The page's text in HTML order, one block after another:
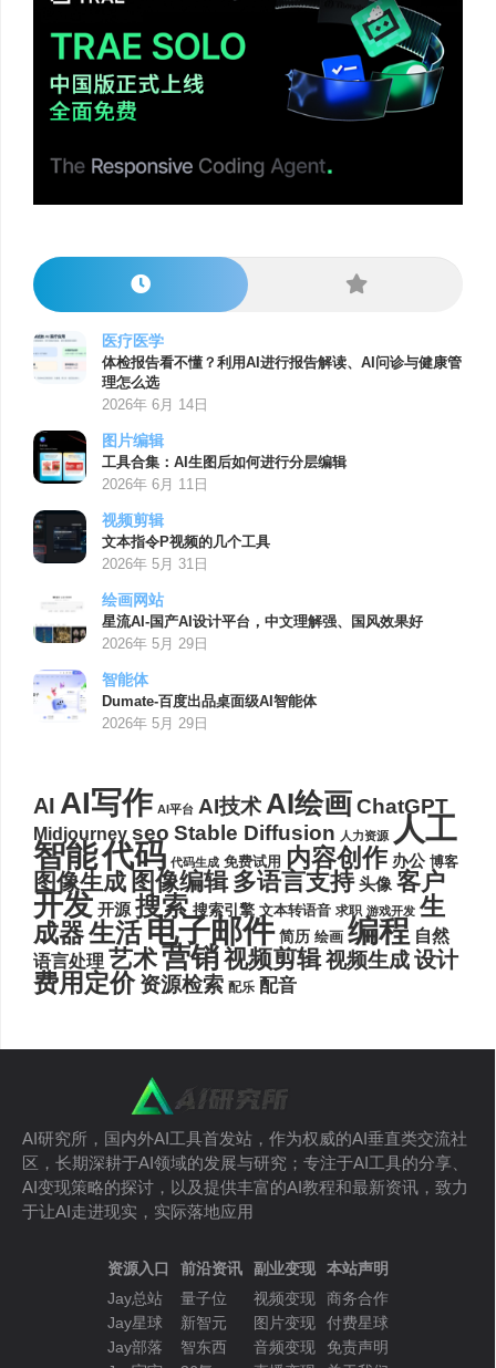
医疗医学
体检报告看不懂？利用AI进行报告解读、AI问诊与健康管
理怎么选
2026年 6月 14日
图片编辑
工具合集：AI生图后如何进行分层编辑
2026年 6月 11日
视频剪辑
文本指令P视频的几个工具
2026年 5月 31日
绘画网站
星流AI-国产AI设计平台，中文理解强、国风效果好
2026年 5月 29日
智能体
Dumate-百度出品桌面级AI智能体
2026年 5月 29日
AI AI写作 AI平台 AI技术AI绘画ChatGPT
Midjourney seo Stable Diffusion 人力资源 人工
智能代码 代码生成 免费试用 内容创作 办公 博客
图像生成 图像编辑 多语言支持 头像 客户
开发 开源 搜索 搜索引擎 文本转语音 求职 游戏开发 生
成器生活电子邮件 简历 绘画 编程 自然
语言处理 艺术营销视频剪辑视频生成设计
费用定价 资源检索 配乐 配音
AI研究所，国内外AI工具首发站，作为权威的AI垂直类交流社
区，长期深耕于AI领域的发展与研究；专注于AI工具的分享、
AI变现策略的探讨，以及提供丰富的AI教程和最新资讯，致力
于让AI走进现实，实际落地应用
资源入口
Jay总站
Jay星球
Jay部落
前沿资讯
量子位
新智元
智东西
副业变现
视频变现
图片变现
音频变现
本站声明
商务合作
付费星球
免责声明